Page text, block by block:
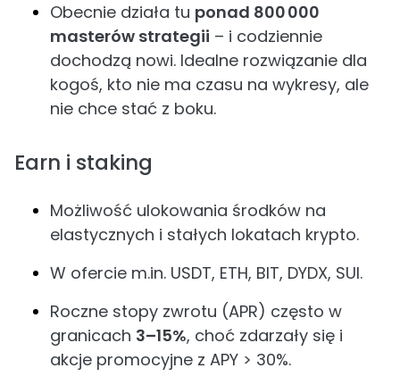
Obecnie działa tu ponad 800 000
masterów strategii – i codziennie
dochodzą nowi. Idealne rozwiązanie dla
kogoś, kto nie ma czasu na wykresy, ale
nie chce stać z boku.
Earn i staking
Możliwość ulokowania środków na
elastycznych i stałych lokatach krypto.
W ofercie m.in. USDT, ETH, BIT, DYDX, SUI.
Roczne stopy zwrotu (APR) często w
granicach 3–15%, choć zdarzały się i
akcje promocyjne z APY > 30%.